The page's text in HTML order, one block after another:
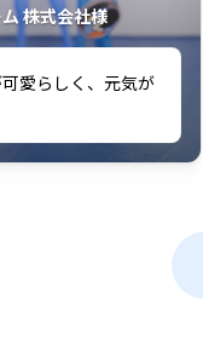
株式会社様
愛らしく、元気が
ようなので使うの